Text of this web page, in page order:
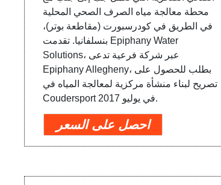
محطة معالجة مياه الصرف الصحي المحلية
في الطريق في كودرسبورت (مقاطعة بوتر)،
بنسلفانيا. تقدمت Epiphany Water
Solutions، عبر شركة فرعية تدعى
Epiphany Allegheny، بطلب للحصول على
تصريح لبناء منشأة مركزية لمعالجة المياه في
Coudersport في يوليو 2017.
احصل على السعر